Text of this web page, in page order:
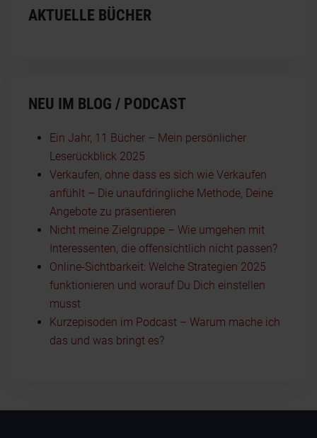
AKTUELLE BÜCHER
NEU IM BLOG / PODCAST
Ein Jahr, 11 Bücher – Mein persönlicher
Leserückblick 2025
Verkaufen, ohne dass es sich wie Verkaufen
anfühlt – Die unaufdringliche Methode, Deine
Angebote zu präsentieren
Nicht meine Zielgruppe – Wie umgehen mit
Interessenten, die offensichtlich nicht passen?
Online-Sichtbarkeit: Welche Strategien 2025
funktionieren und worauf Du Dich einstellen
musst
Kurzepisoden im Podcast – Warum mache ich
das und was bringt es?